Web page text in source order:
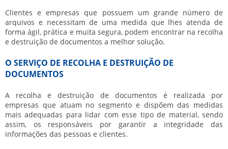
Clientes e empresas que possuem um grande número de
arquivos e necessitam de uma medida que lhes atenda de
forma ágil, prática e muita segura, podem encontrar na recolha
e destruição de documentos a melhor solução.
O SERVIÇO DE RECOLHA E DESTRUIÇÃO DE
DOCUMENTOS
A recolha e destruição de documentos é realizada por
empresas que atuam no segmento e dispõem das medidas
mais adequadas para lidar com esse tipo de material, sendo
assim, os responsáveis por garantir a integridade das
informações das pessoas e clientes.